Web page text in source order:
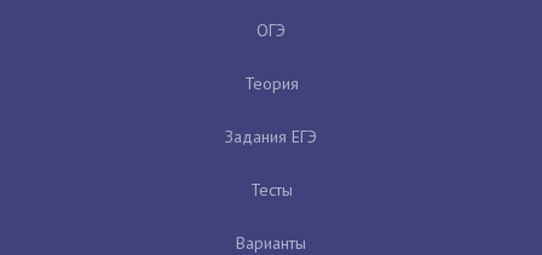
ОГЭ
Теория
Задания ЕГЭ
Тесты
Варианты